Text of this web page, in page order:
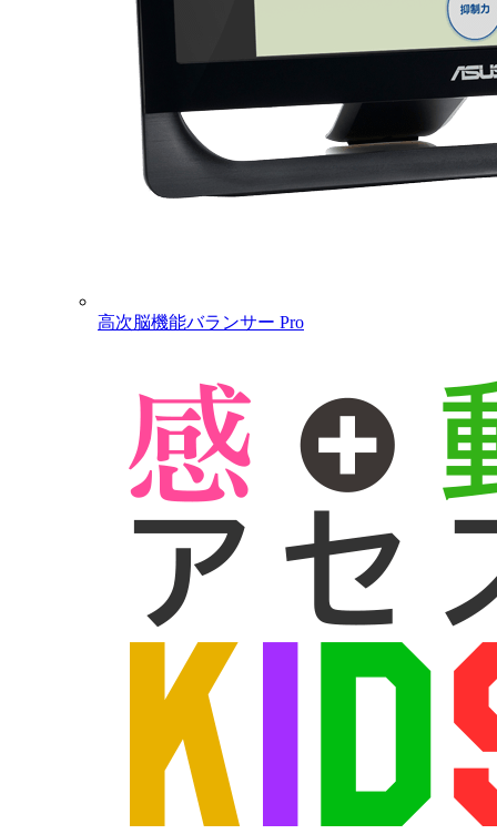
高次脳機能バランサー Pro